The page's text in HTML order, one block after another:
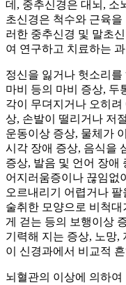
데, 중추신경은 대뇌, 소
초신경은 척수와 근육을
러한 중추신경 및 말초
여 연구하고 치료하는
정신을 잃거나 헛소리를
마비 등의 마비 증상, 두
각이 무뎌지거나 오히
상, 손발이 떨리거나 저
운동이상 증상, 물체가
시각 장애 증상, 음식을
증상, 발음 및 언어 장애
어지러움증이나 끊임없
오르내리기 어렵거나
술취한 모양으로 비척
게 걷는 등의 보행이상
기력해 지는 증상, 노망,
이 신경과에서 비교적
뇌혈관의 이상에 의하